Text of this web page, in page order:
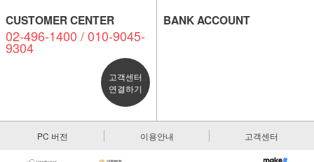
CUSTOMER CENTER
02-496-1400 / 010-9045-
9304
고객센터
연결하기
BANK ACCOUNT
PC 버전 이용안내 고객센터